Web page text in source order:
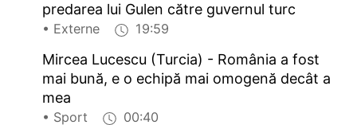
predarea lui Gulen către guvernul turc
• Externe 19:59
Mircea Lucescu (Turcia) - România a fost
mai bună, e o echipă mai omogenă decât a
mea
• Sport 00:40